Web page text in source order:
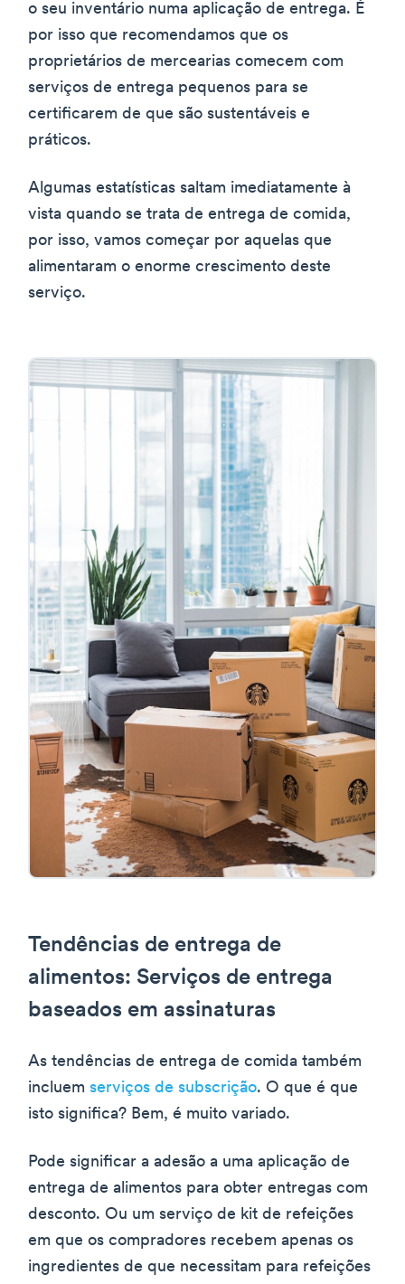
o seu inventário numa aplicação de entrega. É
por isso que recomendamos que os
proprietários de mercearias comecem com
serviços de entrega pequenos para se
certificarem de que são sustentáveis e
práticos.
Algumas estatísticas saltam imediatamente à
vista quando se trata de entrega de comida,
por isso, vamos começar por aquelas que
alimentaram o enorme crescimento deste
serviço.
Tendências de entrega de
alimentos: Serviços de entrega
baseados em assinaturas
As tendências de entrega de comida também
incluem serviços de subscrição. O que é que
isto significa? Bem, é muito variado.
Pode significar a adesão a uma aplicação de
entrega de alimentos para obter entregas com
desconto. Ou um serviço de kit de refeições
em que os compradores recebem apenas os
ingredientes de que necessitam para refeições